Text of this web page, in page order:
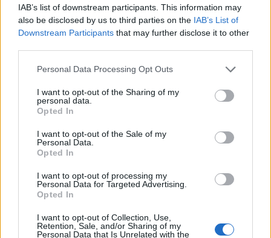
IAB’s list of downstream participants. This information may
also be disclosed by us to third parties on the IAB’s List of
Downstream Participants that may further disclose it to other
Please note that this website/app uses one or more Google
not limited to your visit or usage behaviour. You may click to
grant or deny consent to Google and its third-party tags to
use your data for below specified purposes in below Google
consent section.
Personal Data Processing Opt Outs
I want to opt-out of the Sharing of my
personal data.
Opted In
I want to opt-out of the Sale of my
Personal Data.
Opted In
I want to opt-out of processing my
Personal Data for Targeted Advertising.
Opted In
I want to opt-out of Collection, Use,
Retention, Sale, and/or Sharing of my
Personal Data that Is Unrelated with the
Giugno 2019
Categorie
Criptovalute
Finanziamenti
Investimenti
News